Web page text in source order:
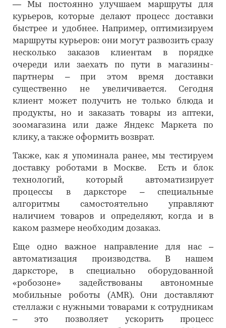
―
Мы постоянно улучшаем маршруты для
курьеров, которые делают процесс доставки
быстрее и удобнее. Например, оптимизируем
маршруты курьеров: они могут развозить сразу
несколько заказов клиентам в порядке
очереди или заехать по пути в магазины-
партнеры – при этом время доставки
существенно не увеличивается. Сегодня
клиент может получить не только блюда и
продукты, но и заказать товары из аптеки,
зоомагазина или даже Яндекс Маркета по
клику, а также оформить возврат.
Также, как я упоминала ранее, мы тестируем
доставку роботами в Москве. Есть и блок
технологий, который автоматизирует
процессы в дарксторе – специальные
алгоритмы самостоятельно управляют
наличием товаров и определяют, когда и в
каком размере необходим дозаказ.
Еще одно важное направление для нас –
автоматизация производства. В нашем
дарксторе, в специально оборудованной
«робозоне» задействованы автономные
мобильные роботы (AMR). Они доставляют
стеллажи с нужными товарами к сотрудникам
– это позволяет ускорить процесс